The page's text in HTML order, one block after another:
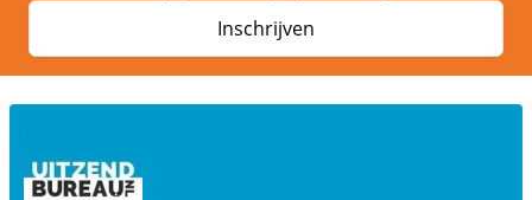
Inschrijven